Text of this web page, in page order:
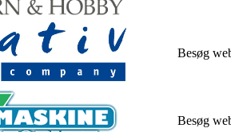
Besøg
Besøg